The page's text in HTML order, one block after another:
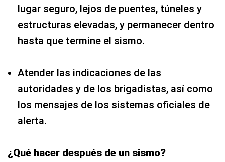
lugar seguro, lejos de puentes, túneles y
estructuras elevadas, y permanecer dentro
hasta que termine el sismo.
Atender las indicaciones de las
autoridades y de los brigadistas, así como
los mensajes de los sistemas oficiales de
alerta.
¿Qué hacer después de un sismo?